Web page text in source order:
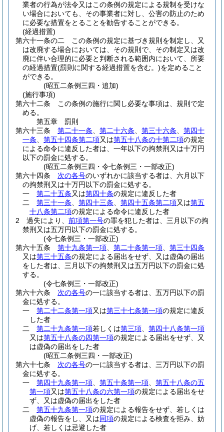
業者の行為が法令又はこの条例の規定による規制を受けな
い場合においても、その事業者に対し、公害の防止のため
に必要な措置をとることを勧告することができる。
(経過措置)
第六十一条の二
この条例の規定に基づき規則を制定し、又
は改廃する場合においては、その規則で、その制定又は改
廃に伴い合理的に必要と判断される範囲内において、所要
の経過措置(罰則に関する経過措置を含む。)を定めること
ができる。
(昭五二条例三四・追加)
(施行事項)
第六十二条
この条例の施行に関し必要な事項は、規則で定
める。
第五章
罰則
第六十三条
第二十一条 第二十六条 第三十六条
第四十
一条
第五十四条第二項又は第五十八条の十第二項の規定
による命令に違反した者は、一年以下の拘禁刑又は十万円
以下の罰金に処する。
(昭五二条例三四・令七条例三・一部改正)
第六十四条
次の各号のいずれかに該当する者は、六月以下
の拘禁刑又は十万円以下の罰金に処する。
一
第二十五条又は第四十条の規定に違反した者
二
第三十一条 第四十三条 第四十五条第二項又は第五
十八条第二項の規定による命令に違反した者
2
過失により、 前項第一号の罪を犯した者は、三月以下の拘
禁刑又は五万円以下の罰金に処する。
(令七条例三・一部改正)
第六十五条
第十九条第一項 第二十条第一項
第三十四条
又は第三十五条の規定による届出をせず、又は虚偽の届出
をした者は、三月以下の拘禁刑又は五万円以下の罰金に処
する。
(令七条例三・一部改正)
第六十六条
次の各号の一に該当する者は、五万円以下の罰
金に処する。
一
第二十二条第一項又は第三十七条第一項の規定に違反
した者
二
第二十九条第一項若しくは第三項
第四十八条第一項
又は第五十八条の四第一項の規定による届出をせず、又
は虚偽の届出をした者
(昭五二条例三四・一部改正)
第六十七条
次の各号の一に該当する者は、三万円以下の罰
金に処する。
一
第四十九条第一項 第五十条第一項
第五十八条の五
第一項又は第五十八条の六第一項の規定による届出をせ
ず、又は虚偽の届出をした者
二
第五十九条第一項の規定による報告をせず、若しくは
虚偽の報告をし、又は同項の規定による検査を拒み、妨
げ、若しくは忌避した者